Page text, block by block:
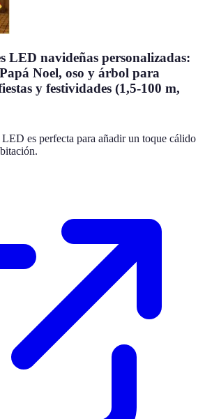
LED navideñas personalizadas:
Noel, oso y árbol para
y festividades (1,5-100 m,
es perfecta para añadir un toque cálido